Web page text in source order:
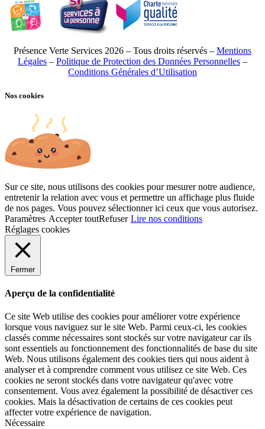
Présence Verte Services 2026 – Tous droits réservés – Mentions
Légales – Politique de Protection des Données Personnelles –
Conditions Générales d’Utilisation
Nos cookies
Sur ce site, nous utilisons des cookies pour mesurer notre audience,
entretenir la relation avec vous et permettre un affichage plus fluide
de nos pages. Vous pouvez sélectionner ici ceux que vous autorisez.
Paramètres Accepter toutRefuser Lire nos conditions
Réglages cookies
Fermer
Aperçu de la confidentialité
Ce site Web utilise des cookies pour améliorer votre expérience
lorsque vous naviguez sur le site Web. Parmi ceux-ci, les cookies
classés comme nécessaires sont stockés sur votre navigateur car ils
sont essentiels au fonctionnement des fonctionnalités de base du site
Web. Nous utilisons également des cookies tiers qui nous aident à
analyser et à comprendre comment vous utilisez ce site Web. Ces
cookies ne seront stockés dans votre navigateur qu'avec votre
consentement. Vous avez également la possibilité de désactiver ces
cookies. Mais la désactivation de certains de ces cookies peut
affecter votre expérience de navigation.
Nécessaire